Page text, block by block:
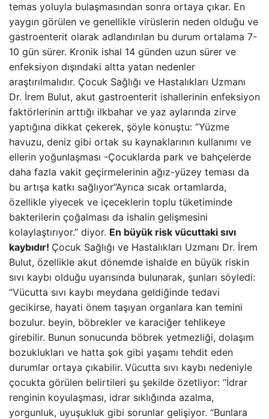
temas yoluyla bulaşmasından sonra ortaya çıkar. En
yaygın görülen ve genellikle virüslerin neden olduğu ve
gastroenterit olarak adlandırılan bu durum ortalama 7-
10 gün sürer. Kronik ishal 14 günden uzun sürer ve
enfeksiyon dışındaki altta yatan nedenler
araştırılmalıdır. Çocuk Sağlığı ve Hastalıkları Uzmanı
Dr. İrem Bulut, akut gastroenterit ishallerinin enfeksiyon
faktörlerinin arttığı ilkbahar ve yaz aylarında zirve
yaptığına dikkat çekerek, şöyle konuştu: “Yüzme
havuzu, deniz gibi ortak su kaynaklarının kullanımı ve
ellerin yoğunlaşması -Çocuklarda park ve bahçelerde
daha fazla vakit geçirmelerinin ağız-yüzey teması da
bu artışa katkı sağlıyor”Ayrıca sıcak ortamlarda,
özellikle yiyecek ve içeceklerin toplu tüketiminde
bakterilerin çoğalması da ishalin gelişmesini
kolaylaştırıyor.” diyor. En büyük risk vücuttaki sıvı
kaybıdır! Çocuk Sağlığı ve Hastalıkları Uzmanı Dr. İrem
Bulut, özellikle akut dönemde ishalde en büyük riskin
sıvı kaybı olduğu uyarısında bulunarak, şunları söyledi:
“Vücutta sıvı kaybı meydana geldiğinde tedavi
gecikirse, hayati önem taşıyan organlara kan temini
bozulur. beyin, böbrekler ve karaciğer tehlikeye
girebilir. Bunun sonucunda böbrek yetmezliği, dolaşım
bozuklukları ve hatta şok gibi yaşamı tehdit eden
durumlar ortaya çıkabilir. Vücutta sıvı kaybı nedeniyle
çocukta görülen belirtileri şu şekilde özetliyor: “İdrar
renginin koyulaşması, idrar sıklığında azalma,
yorgunluk, uyuşukluk gibi sorunlar gelişiyor. “Bunlara